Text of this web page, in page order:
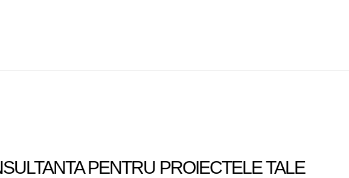
PENTRU PROIECTELE TALE